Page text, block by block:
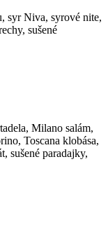
syr Niva, syrové nite,
sušené
Milano salám,
Toscana klobása,
sušené paradajky,